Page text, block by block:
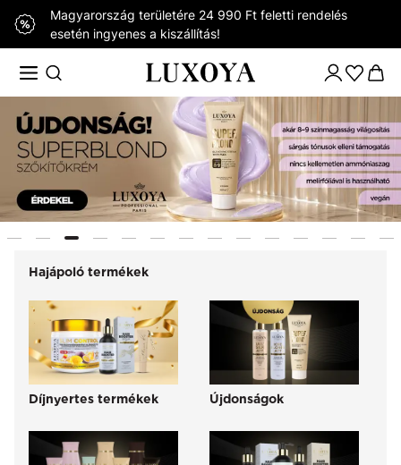
Magyarország területére 24 990 Ft feletti rendelés
esetén ingyenes a kiszállítás!
Hajápoló termékek
Díjnyertes termékek Újdonságok